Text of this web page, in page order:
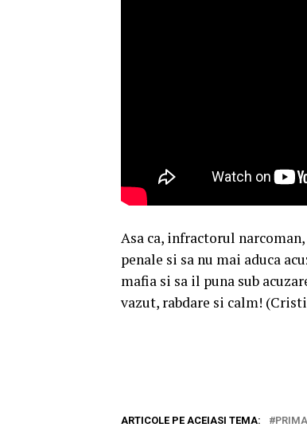
Asa ca, infractorul
penale si sa nu mai aduca
mafia si sa il puna sub
vazut, rabdare si calm!
ARTICOLE PE ACEIASI TEMA: PRIMA